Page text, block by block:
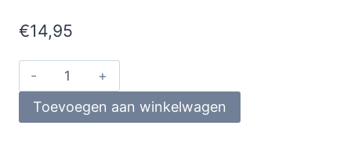
€14,95
Toevoegen aan winkelwagen